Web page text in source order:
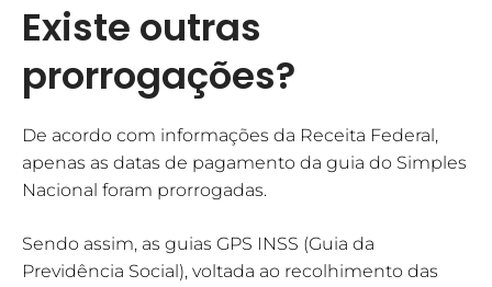
Existe outras
prorrogações?
De acordo com informações da Receita Federal,
apenas as datas de pagamento da guia do Simples
Nacional foram prorrogadas.
Sendo assim, as guias GPS INSS (Guia da
Previdência Social), voltada ao recolhimento das